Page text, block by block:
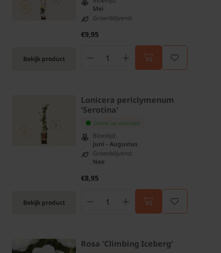
Bekijk product
Mei
Groenblijvend:
€9,95
Bekijk product
Lonicera periclymenum
'Serotina'
Online op voorraad
Bloeitijd:
Juni - Augustus
Groenblijvend:
Nee
€8,95
Rosa 'Climbing Iceberg'